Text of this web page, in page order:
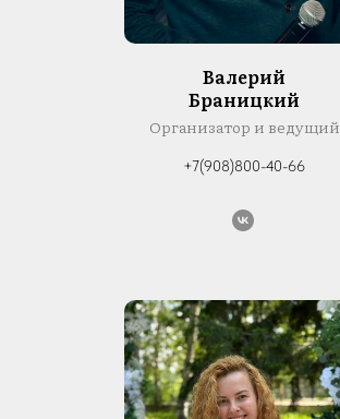
Валерий
Браницкий
Организатор и ведущий
+7(908)800-40-66